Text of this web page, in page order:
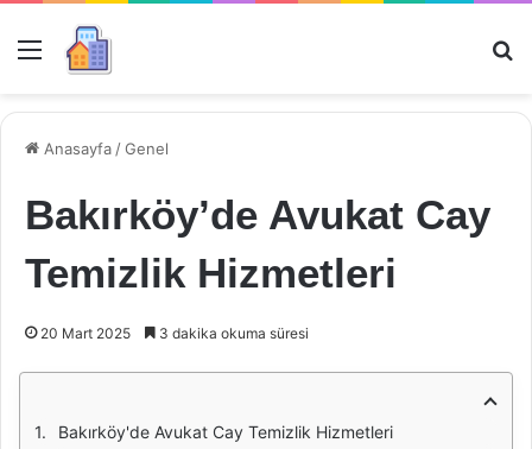
Menü
Anasayfa /Genel
Bakırköy’de Avukat Cay
Temizlik Hizmetleri
20 Mart 2025 3 dakika okuma süresi
Bakırköy'de Avukat Cay Temizlik Hizmetleri